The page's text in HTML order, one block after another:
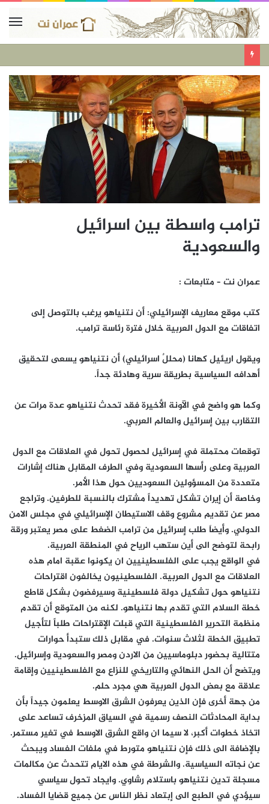
ترامب واسطة بين اسرائيل
والسعودية
عمران نت – متابعات :
كتب موقع معاريف الإسرائيلي: أن نتنياهو يرغب بالتوصل إلى
اتفاقات مع الدول العربية خلال فترة رئاسة ترامب.
ويقول اریئیل کهانا (محللٌ اسرائيلي) أن نتنياهو يسعى لتحقيق
أهدافه السياسية بطريقة سرية وهادئة جداً.
وكما هو واضح في الآونة الأخيرة فقد تحدث نتنياهو عدة مرات عن
التقارب بين إسرائيل والعالم العربي.
توقعات محتملة في إسرائيل لحصول تحول في العلاقات مع الدول
العربية وعلى رأسها السعودية وفي الطرف المقابل هناك إشارات
متعددة من المسؤولين السعوديين حول هذا الأمر.
وخاصة أن إيران تشكل تهديداً مشترك بالنسبة للطرفين. وتراجع
مصر عن تقديم مشروع وقف الاستيطان الإسرائيلي في مجلس الامن
الدولي. وأيضاَ طلب إسرائيل من ترامب الضغط على مصر يعتبر ورقة
رابحة لتوضح الى أين ستهب الرياح في المنطقة العربية.
في الواقع يجب على الفلسطينيين ان يكونوا عقبة امام هذه
العلاقات مع الدول العربية. الفلسطينيون يخالفون اقتراحات
نتنياهو حول تشكيل دولة فلسطينية وسيرفضون بشكل قاطع
خطة السلام التي تقدم بها نتنياهو. لكنه من المتوقع أن تقدم
منظمة التحرير الفلسطينية التي قبلت الإقتراحات طلباً لتأجيل
تطبيق الخطة لثلاث سنوات. في مقابل ذلك ستبدأ حوارات
متتالية بحضور دبلوماسيين من الاردن ومصر والسعودية وإسرائيل.
ويتضح أن الحل النهائي والتاريخي للنزاع مع الفلسطينيين وإقامة
علاقة مع بعض الدول العربية هي مجرد حلم.
من جهة أخرى فإن الذين يعرفون الشرق الاوسط يعلمون جيداً بأن
بداية المحادثات النصف رسمية في السياق المزخرف تساعد على
اتخاذ خطوات أكبر، لا سيما ان واقع الشرق الاوسط في تغير مستمر.
بالإضافة الى ذلك فإن نتنياهو متورط في ملفات الفساد ويبحث
عن نجاته السياسية. والشرطة في هذه الايام تتحدث عن مكالمات
مسجلة تدين نتنياهو باستلام رشاوي. وايجاد تحول سياسي
سيؤدي في الطبع الى إبتعاد نظر الناس عن جميع قضايا الفساد.